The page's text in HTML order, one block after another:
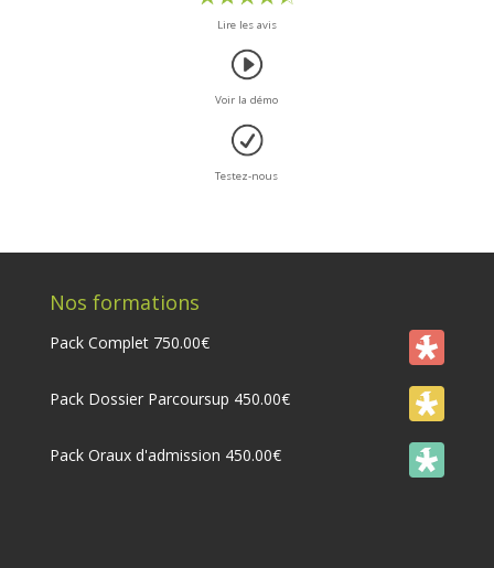
Lire les avis
Voir la démo
Testez-nous
Nos formations
Pack Complet 750.00€
Pack Dossier Parcoursup 450.00€
Pack Oraux d'admission 450.00€